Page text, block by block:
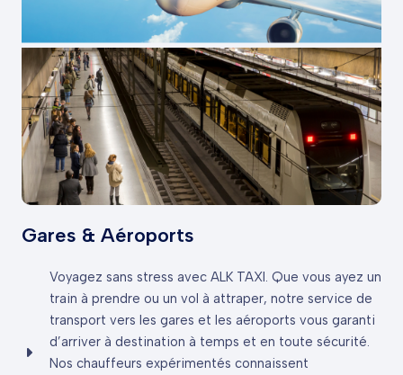
Gares & Aéroports
Voyagez sans stress avec ALK TAXI. Que vous ayez un
train à prendre ou un vol à attraper, notre service de
transport vers les gares et les aéroports vous garanti
d’arriver à destination à temps et en toute sécurité.
Nos chauffeurs expérimentés connaissent